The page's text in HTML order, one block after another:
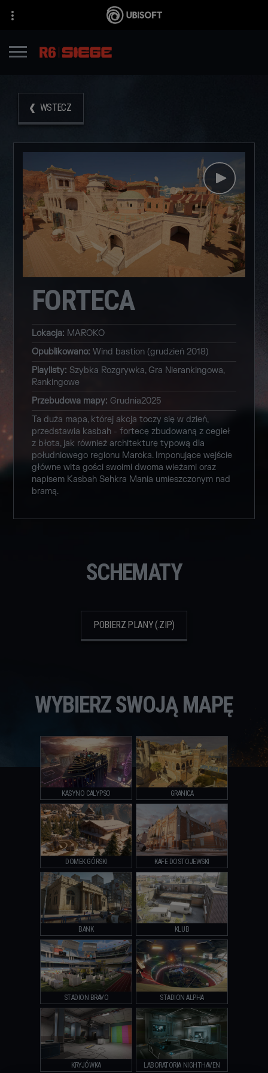
WSTECZ
FORTECA
Lokacja: MAROKO
Opublikowano:Wind bastion (grudzień 2018)
Playlisty: Szybka Rozgrywka, Gra Nierankingowa,
Rankingowe
Przebudowa mapy:Grudnia2025
Ta duża mapa, której akcja toczy się w dzień,
przedstawia kasbah - fortecę zbudowaną z cegieł
z błota, jak również architekturę typową dla
południowego regionu Maroka. Imponujące wejście
główne wita gości swoimi dwoma wieżami oraz
napisem Kasbah Sehkra Mania umieszczonym nad
bramą.
SCHEMATY
POBIERZ PLANY (.ZIP)
WYBIERZ SWOJĄ MAPĘ
KASYNO CALYPSO GRANICA
DOMEK GÓRSKI KAFE DOSTOJEWSKI
BANK KLUB
STADION BRAVO STADION ALPHA
KRYJÓWKA LABORATORIA NIGHTHAVEN